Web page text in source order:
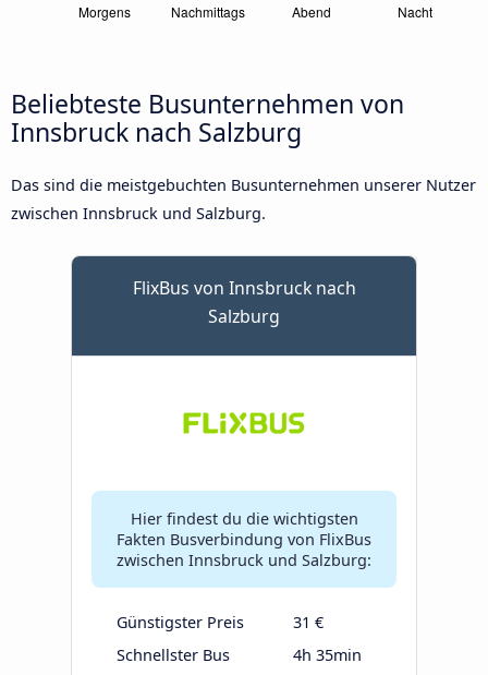
Beliebteste Busunternehmen von
Innsbruck nach Salzburg
Das sind die meistgebuchten Busunternehmen unserer Nutzer
zwischen Innsbruck und Salzburg.
FlixBus von Innsbruck nach
Salzburg
Hier findest du die wichtigsten
Fakten Busverbindung von FlixBus
zwischen Innsbruck und Salzburg:
Günstigster Preis
31 €
Schnellster Bus
4h 35min